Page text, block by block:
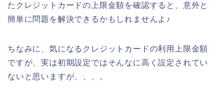
たクレジットカードの上限金額を確認すると、意外と
簡単に問題を解決できるかもしれませんよ♪
ちなみに、気になるクレジットカードの利用上限金額
ですが、実は初期設定ではそんなに高く設定されてい
ないと思いますが、、、。